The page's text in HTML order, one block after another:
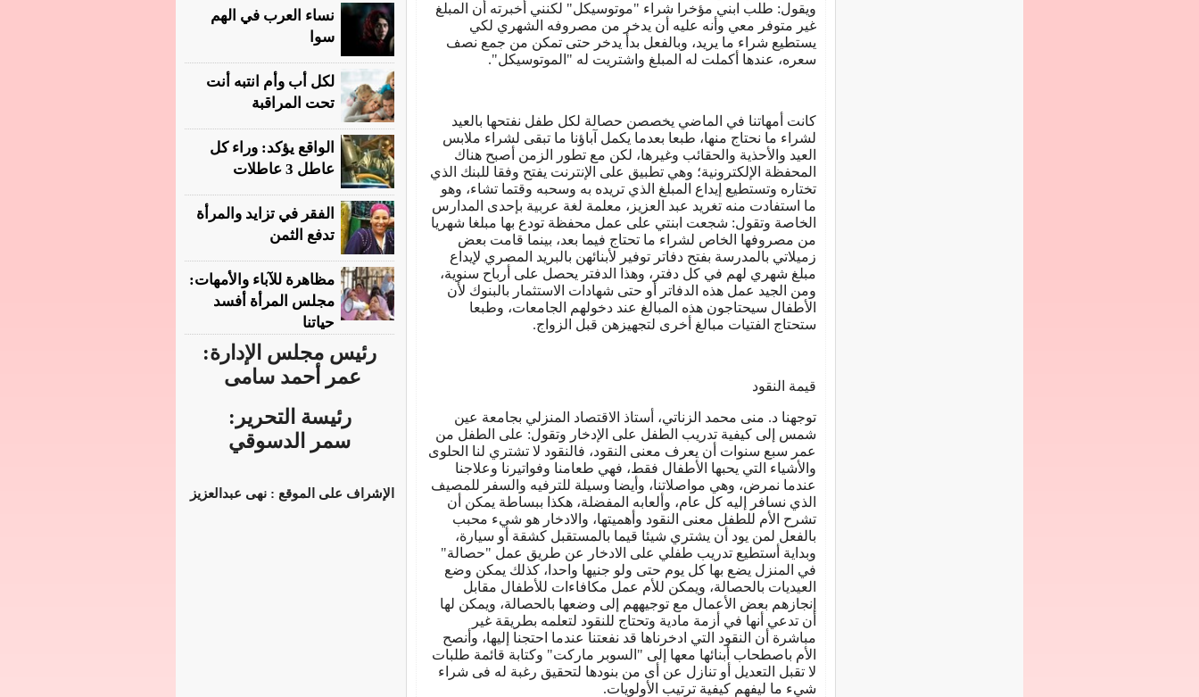
ويقول: طلب ابني مؤخرا شراء "موتوسيكل" لكنني أخبرته أن المبلغ
غير متوفر معي وأنه عليه أن يدخر من مصروفه الشهري لكي
يستطيع شراء ما يريد، وبالفعل بدأ يدخر حتى تمكن من جمع نصف
سعره، عندها أكملت له المبلغ واشتريت له "الموتوسيكل".
كانت أمهاتنا في الماضي يخصصن حصالة لكل طفل نفتحها بالعيد
لشراء ما نحتاج منها، طبعا بعدما يكمل آباؤنا ما تبقى لشراء ملابس
العيد والأحذية والحقائب وغيرها، لكن مع تطور الزمن أصبح هناك
المحفظة الإلكترونية؛ وهي تطبيق على الإنترنت يفتح وفقا للبنك الذي
تختاره وتستطيع إيداع المبلغ الذي تريده به وسحبه وقتما تشاء، وهو
ما استفادت منه تغريد عبد العزيز، معلمة لغة عربية بإحدى المدارس
الخاصة وتقول: شجعت ابنتي على عمل محفظة تودع بها مبلغا شهريا
من مصروفها الخاص لشراء ما تحتاج فيما بعد، بينما قامت بعض
زميلاتي بالمدرسة بفتح دفاتر توفير لأبنائهن بالبريد المصري لإيداع
مبلغ شهري لهم في كل دفتر، وهذا الدفتر يحصل على أرباح سنوية،
ومن الجيد عمل هذه الدفاتر أو حتى شهادات الاستثمار بالبنوك لأن
الأطفال سيحتاجون هذه المبالغ عند دخولهم الجامعات، وطبعا
ستحتاج الفتيات مبالغ أخرى لتجهيزهن قبل الزواج.
قيمة النقود
توجهنا د. منى محمد الزناتي، أستاذ الاقتصاد المنزلي بجامعة عين
شمس إلى كيفية تدريب الطفل على الإدخار وتقول: على الطفل من
عمر سبع سنوات أن يعرف معنى النقود، فالنقود لا تشتري لنا الحلوى
والأشياء التي يحبها الأطفال فقط، فهي طعامنا وفواتيرنا وعلاجنا
عندما نمرض، وهي مواصلاتنا، وأيضا وسيلة للترفيه والسفر للمصيف
الذي نسافر إليه كل عام، وألعابه المفضلة، هكذا ببساطة يمكن أن
تشرح الأم للطفل معنى النقود وأهميتها، والادخار هو شيء محبب
بالفعل لمن يود أن يشتري شيئا قيما بالمستقبل كشقة أو سيارة،
وبداية أستطيع تدريب طفلي على الادخار عن طريق عمل "حصالة"
في المنزل يضع بها كل يوم حتى ولو جنيها واحدا، كذلك يمكن وضع
العيديات بالحصالة، ويمكن للأم عمل مكافاءات للأطفال مقابل
إنجازهم بعض الأعمال مع توجيههم إلى وضعها بالحصالة، ويمكن لها
أن تدعي أنها في أزمة مادية وتحتاج للنقود لتعلمه بطريقة غير
مباشرة أن النقود التي ادخرناها قد نفعتنا عندما احتجنا إليها، وأنصح
الأم باصطحاب أبنائها معها إلى "السوبر ماركت" وكتابة قائمة طلبات
لا تقبل التعديل أو تنازل عن أى من بنودها لتحقيق رغبة له فى شراء
شيء ما ليفهم كيفية ترتيب الأولويات.
نساء العرب في الهم
سوا
لكل أب وأم انتبه أنت
تحت المراقبة
الواقع يؤكد: وراء كل
عاطل 3 عاطلات
الفقر في تزايد والمرأة
تدفع الثمن
مظاهرة للآباء والأمهات:
مجلس المرأة أفسد
حياتنا
رئيس مجلس الإدارة:
عمر أحمد سامى
رئيسة التحرير:
سمر الدسوقي
الإشراف على الموقع : نهى عبدالعزيز